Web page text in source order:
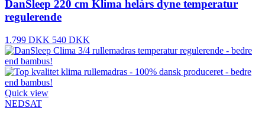
DanSleep 220 cm Klima helårs dyne temperatur
regulerende
1.799 DKK 540 DKK
Quick view
NEDSAT